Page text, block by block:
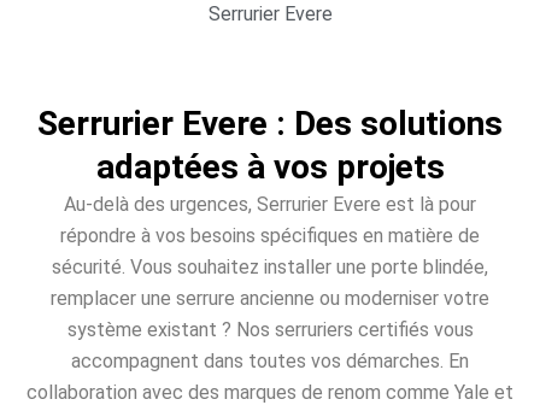
Serrurier Evere
Serrurier Evere : Des solutions
adaptées à vos projets
Au-delà des urgences, Serrurier Evere est là pour
répondre à vos besoins spécifiques en matière de
sécurité. Vous souhaitez installer une porte blindée,
remplacer une serrure ancienne ou moderniser votre
système existant ? Nos serruriers certifiés vous
accompagnent dans toutes vos démarches. En
collaboration avec des marques de renom comme Yale et